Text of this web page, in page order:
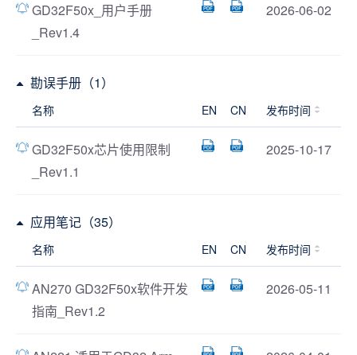
GD32F50x_用户手册
_Rev1.4
2026-06-02
勘误手册（1）
名称 EN CN 发布时间
GD32F50x芯片使用限制
_Rev1.1
2025-10-17
应用笔记（35）
名称 EN CN 发布时间
AN270 GD32F50x软件开发
指南_Rev1.2
2026-05-11